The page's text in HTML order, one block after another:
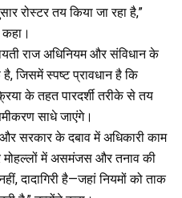
रोस्टर तय किया जा रहा है,”
राज अधिनियम और संविधान के
जिसमें स्पष्ट प्रावधान है कि
के तहत पारदर्शी तरीके से तय
साधे जाएंगे।
सरकार के दबाव में अधिकारी काम
में असमंजस और तनाव की
दादागिरी है—जहां नियमों को ताक